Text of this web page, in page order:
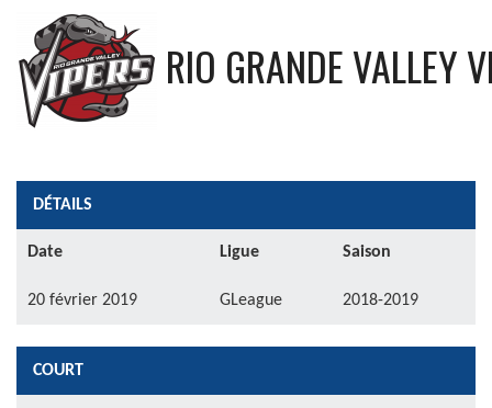
RIO GRANDE VALLEY
DÉTAILS
Date Ligue Saison
20 février 2019 GLeague 2018-2019
COURT